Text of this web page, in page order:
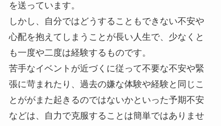
を送っています。
しかし、自分ではどうすることもできない不安や
心配を抱えてしまうことが長い人生で、少なくと
も一度や二度は経験するものです。
苦手なイベントが近づくに従って不要な不安や緊
張に苛まれたり、過去の嫌な体験や経験と同じこ
とががまた起きるのではないかといった予期不安
などは、自力で克服することは簡単ではありませ